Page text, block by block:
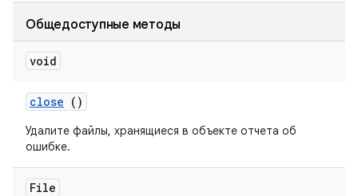
Общедоступные методы
void
close ()
Удалите файлы, хранящиеся в объекте отчета об
ошибке.
File